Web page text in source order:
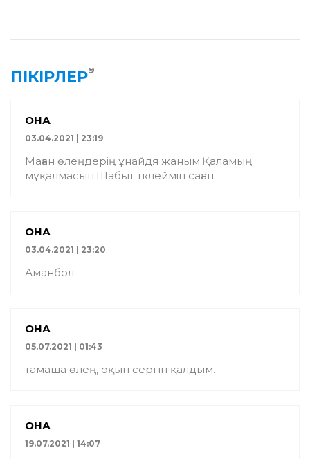
ПІКІРЛЕР9
ҚОНАҚ
03.04.2021 | 23:19
Маған өлеңдерің ұнайдя жаным.Қаламың
мұқалмасын.Шабыт тклеймін саған.
ҚОНАҚ
03.04.2021 | 23:20
Аманбол.
ҚОНАҚ
05.07.2021 | 01:43
тамаша өлең, оқып сергіп қалдым.
ҚОНАҚ
19.07.2021 | 14:07